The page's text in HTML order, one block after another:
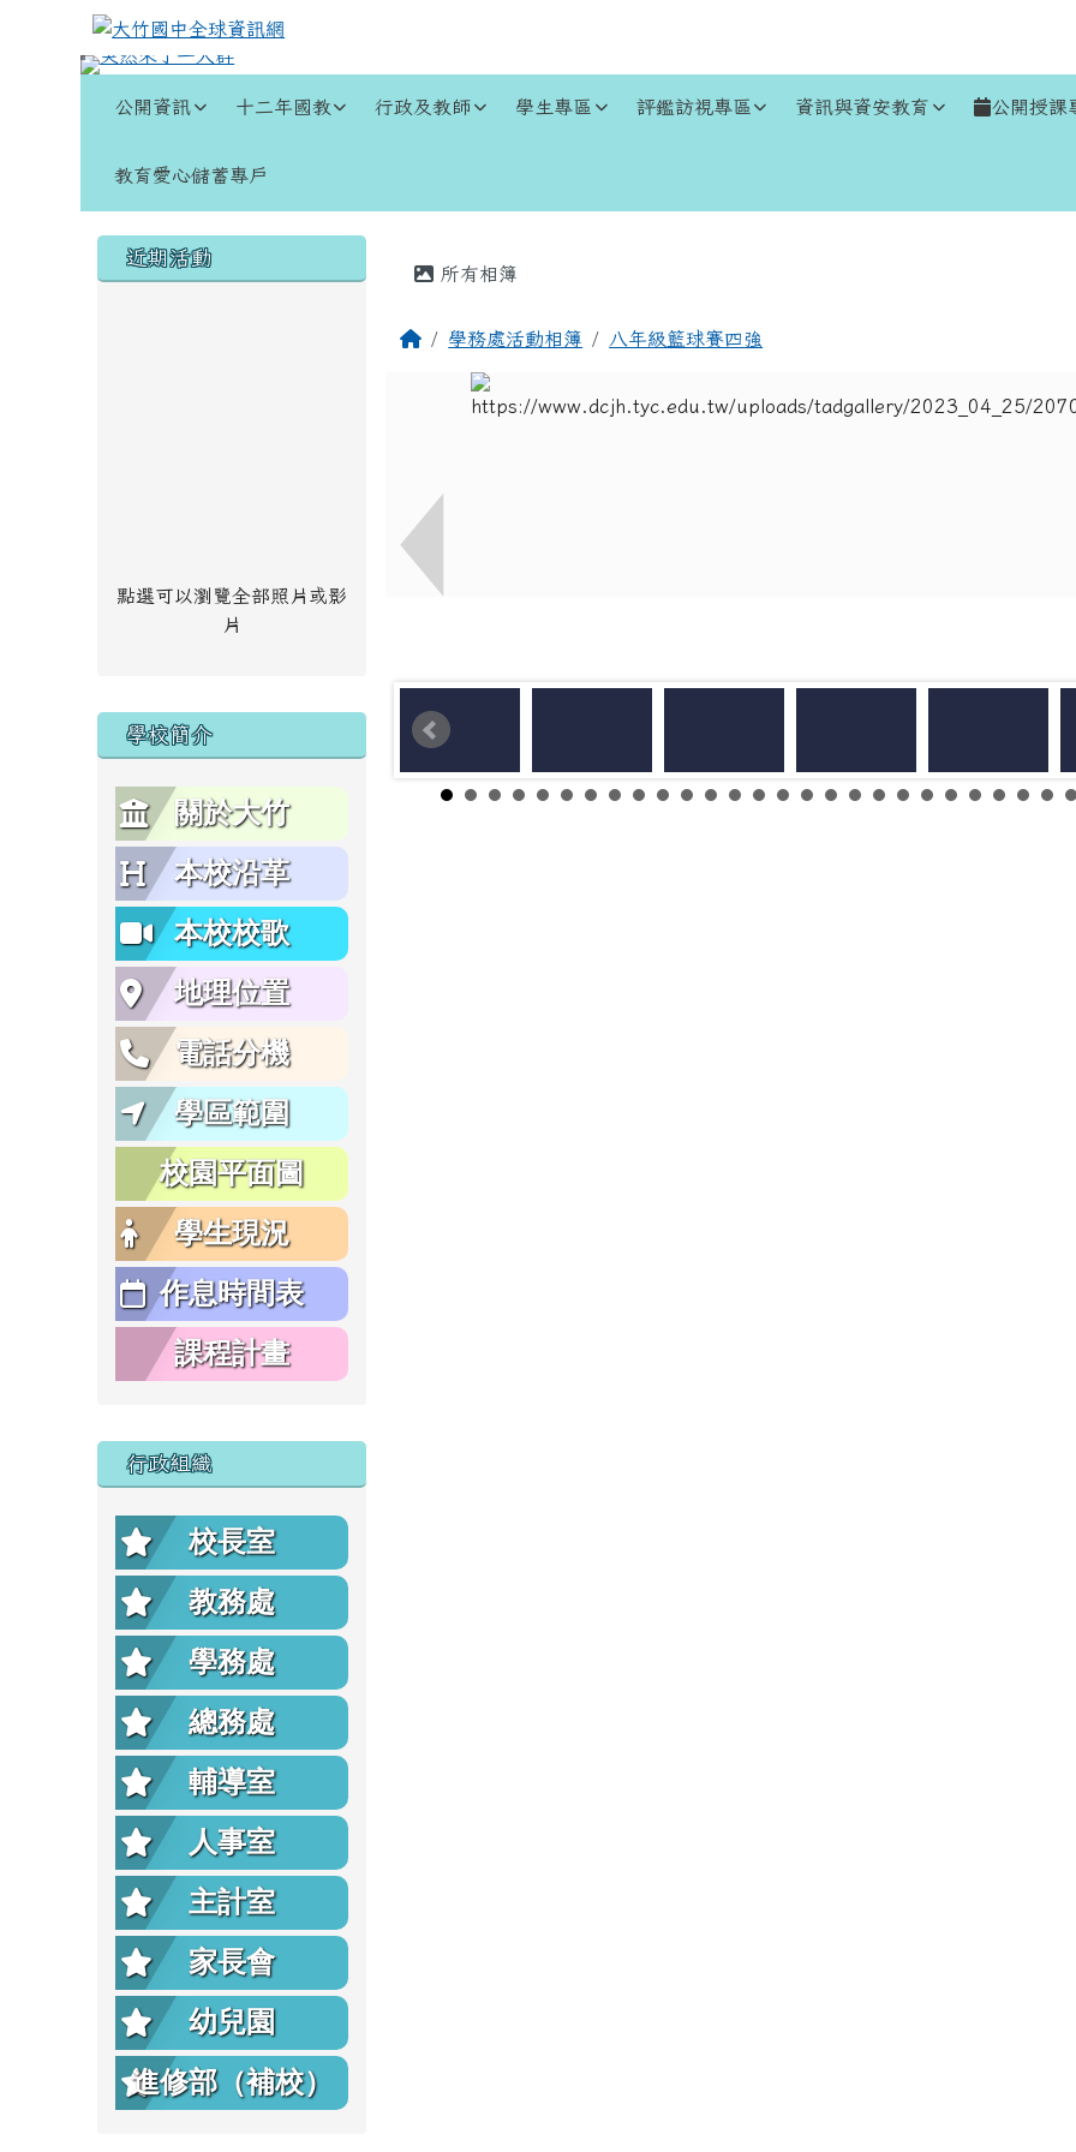
跳至主內容區
大竹國中全球資訊網
公開資訊 十二年國教 行政及教師 學生專區 評鑑訪視專區 資訊與資安教育 公開授課
教育愛心儲蓄專戶
左邊區域內容
近期活動
點選可以瀏覽全部照片或影
片
學校簡介
關於大竹
本校沿革
本校校歌
地理位置
電話分機
學區範圍
校園平面圖
學生現況
作息時間表
課程計畫
行政組織
校長室
教務處
學務處
總務處
輔導室
人事室
主計室
家長會
幼兒園
進修部（補校）
主內容區域
所有相簿
回首頁學務處活動相簿 八年級籃球賽四強
頁尾區域